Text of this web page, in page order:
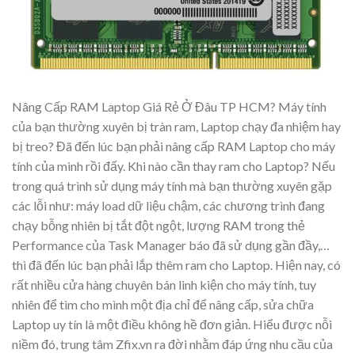
Nâng Cấp RAM Laptop Giá Rẻ Ở Đâu TP HCM? Máy tính
của bạn thường xuyên bị tràn ram, Laptop chạy đa nhiệm hay
bị treo? Đã đến lúc bạn phải nâng cấp RAM Laptop cho máy
tính của mình rồi đấy. Khi nào cần thay ram cho Laptop? Nếu
trong quá trình sử dụng máy tính mà bạn thường xuyên gặp
các lỗi như: máy load dữ liệu chậm, các chương trình đang
chạy bỗng nhiên bị tắt đột ngột, lượng RAM trong thẻ
Performance của Task Manager báo đã sử dụng gần đầy,…
thì đã đến lúc bạn phải lắp thêm ram cho Laptop. Hiện nay, có
rất nhiều cửa hàng chuyên bán linh kiện cho máy tính, tuy
nhiên để tìm cho mình một địa chỉ để nâng cấp, sửa chữa
Laptop uy tín là một điều không hề đơn giản. Hiểu được nỗi
niềm đó, trung tâm Zfix.vn ra đời nhằm đáp ứng nhu cầu của